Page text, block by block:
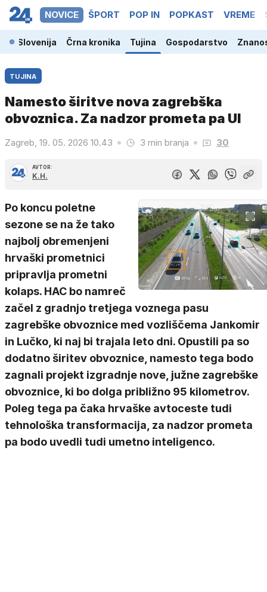
NOVICE ŠPORT POP IN POPKAST VREME
Slovenija Črna kronika Tujina Gospodarstvo
TUJINA
Namesto širitve nova zagrebška
obvoznica. Za nadzor prometa pa UI
Zagreb, 19. 05. 2026 10.43 3 min branja 30
AVTOR:
K.H.
Po koncu poletne
sezone se na že tako
najbolj obremenjeni
hrvaški prometnici
pripravlja prometni
kolaps. HAC bo namreč
začel z gradnjo tretjega voznega pasu
zagrebške obvoznice med vozliščema Jankomir
in Lučko, ki naj bi trajala leto dni. Opustili pa so
dodatno širitev obvoznice, namesto tega bodo
zagnali projekt izgradnje nove, južne zagrebške
obvoznice, ki bo dolga približno 95 kilometrov.
Poleg tega pa čaka hrvaške avtoceste tudi
tehnološka transformacija, za nadzor prometa
pa bodo uvedli tudi umetno inteligenco.